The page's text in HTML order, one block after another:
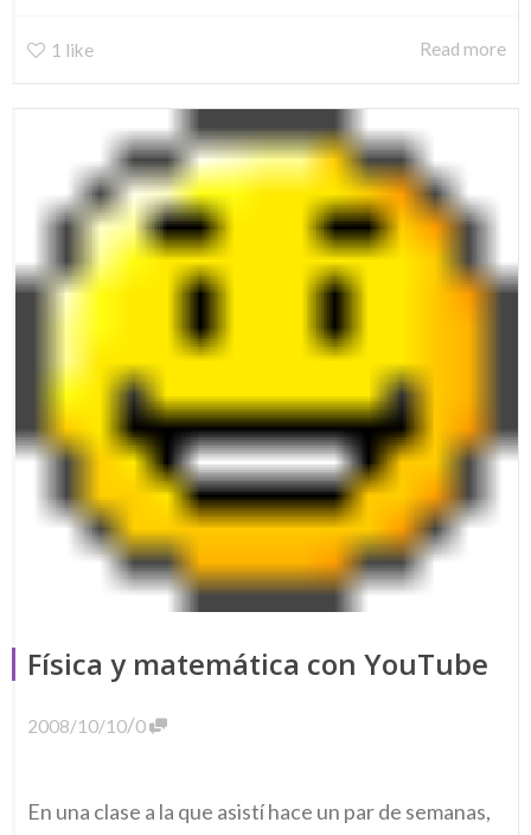
1 like Read more
Física y matemática con YouTube
2008/10/10/0
En una clase a la que asistí hace un par de semanas,